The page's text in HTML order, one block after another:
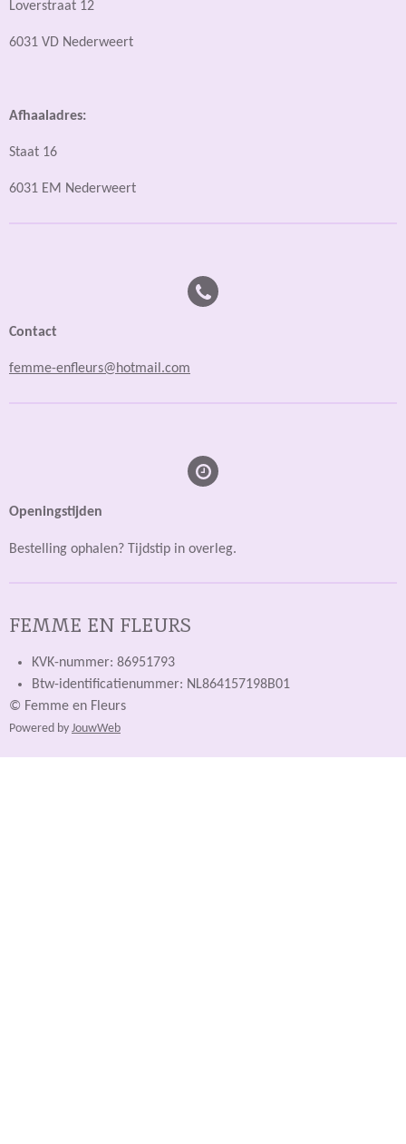
Loverstraat 12
6031 VD Nederweert
Afhaaladres:
Staat 16
6031 EM Nederweert
Contact
femme-enfleurs@hotmail.com
Openingstijden
Bestelling ophalen? Tijdstip in overleg.
FEMME EN FLEURS
KVK-nummer: 86951793
Btw-identificatienummer: NL864157198B01
© Femme en Fleurs
Powered by JouwWeb